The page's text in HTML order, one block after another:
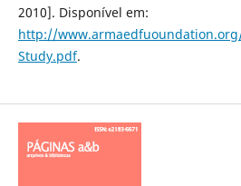
2010]. Disponível em:
http://
Study.pdf.